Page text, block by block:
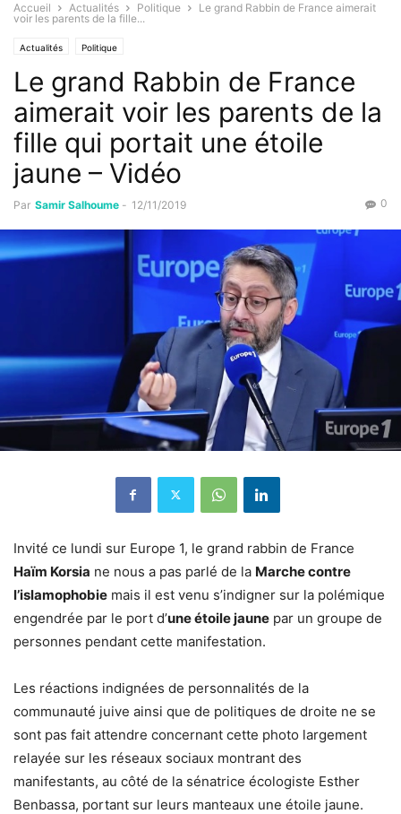
Accueil Actualités Politique
Le grand Rabbin de France aimerait
voir les parents de la fille...
Actualités Politique
Le grand Rabbin de France
aimerait voir les parents de la
fille qui portait une étoile
jaune – Vidéo
Par Samir Salhoume - 12/11/2019 0
Invité ce lundi sur Europe 1, le grand rabbin de France
Haïm Korsia ne nous a pas parlé de la Marche contre
l’islamophobie mais il est venu s’indigner sur la polémique
engendrée par le port d’une étoile jaune par un groupe de
personnes pendant cette manifestation.
Les réactions indignées de personnalités de la
communauté juive ainsi que de politiques de droite ne se
sont pas fait attendre concernant cette photo largement
relayée sur les réseaux sociaux montrant des
manifestants, au côté de la sénatrice écologiste Esther
Benbassa, portant sur leurs manteaux une étoile jaune.